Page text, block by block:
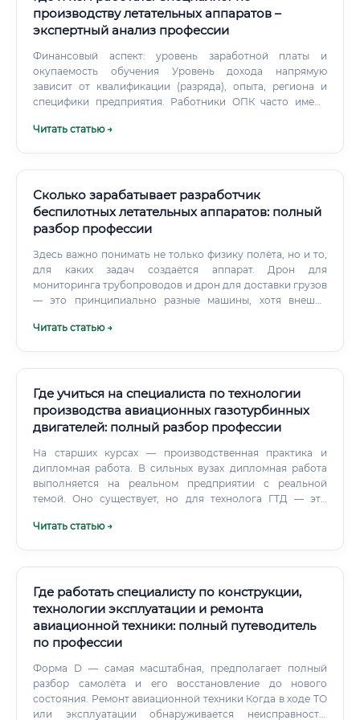
производству летательных аппаратов –
экспертный анализ профессии
Финансовый аспект: уровень заработной платы и
окупаемость обучения Уровень дохода напрямую
зависит от квалификации (разряда), опыта, региона и
специфики предприятия. Работники ОПК часто имеют
уровень заработной платы (в рублях, до вычета налогов)
Читать статью →
Сколько зарабатывает разработчик
беспилотных летательных аппаратов: полный
разбор профессии
Здесь важно понимать не только физику полёта, но и то,
для каких задач создаётся аппарат. Дрон для
мониторинга трубопроводов и дрон для доставки грузов
— это принципиально разные машины, хотя внешне
ходе своей работы: ✅ Проектирует аэродинамический
или гибридные схемы ✅ Разрабатывает или интегрирует
систему управления полётом (Flight Controller) ✅
Проектирует бортовую электронику и систему
системами — GPS, ГЛОНАСС, инерциальная навигация,
визуальная одометрия ✅ Проводит наземные и лётные
испытания ✅ Оформляет конструкторскую документацию
по ГОСТ и нормативам Росавиации ✅ Сопровождает
испытаний начинается доработка.
Читать статью →
Где учиться на специалиста по технологии
производства авиационных газотурбинных
двигателей: полный разбор профессии
На старших курсах — производственная практика и
дипломная работа. В сильных вузах дипломная работа
выполняется на реальном предприятии с реальной
темой. Оно существует, но для технолога ГТД — это
Читать статью →
Где работать специалисту по конструкции,
технологии эксплуатации и ремонта
авиационной техники: полный путеводитель
по профессии
Форма D — самая масштабная, предполагает полный
разбор самолёта и его восстановление до нового
состояния. Ремонт авиационной техники Когда в ходе ТО
или эксплуатации обнаруживается неисправность,